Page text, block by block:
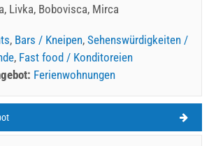
Livka, Bobovisca, Mirca
, Bars / Kneipen, Sehenswürdigkeiten /
, Fast food / Konditoreien
Ferienwohnungen